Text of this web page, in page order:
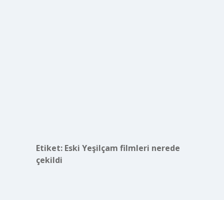
Etiket: Eski Yeşilçam filmleri nerede
çekildi